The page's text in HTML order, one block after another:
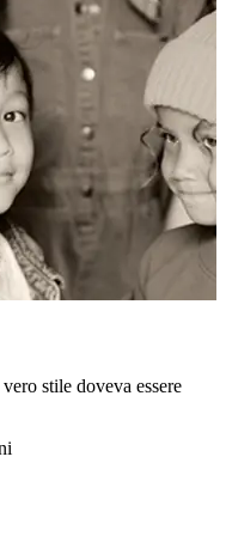
stile doveva essere